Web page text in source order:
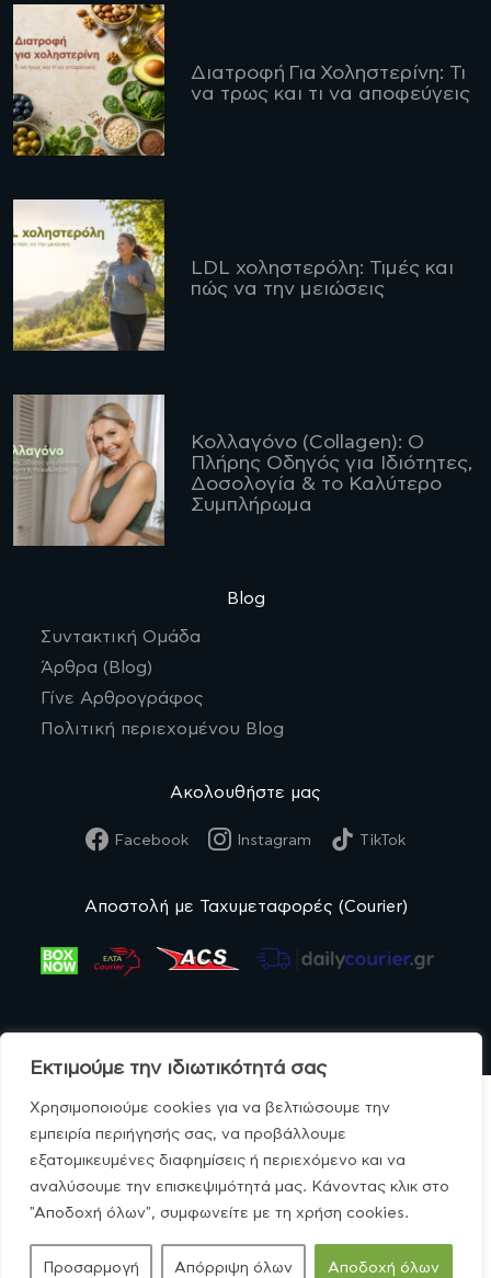
Εκτιμούμε την ιδιωτικότητά σας
Χρησιμοποιούμε cookies για να βελτιώσουμε την
εμπειρία περιήγησής σας, να προβάλλουμε
εξατομικευμένες διαφημίσεις ή περιεχόμενο και να
αναλύσουμε την επισκεψιμότητά μας. Κάνοντας κλικ στο
"Αποδοχή όλων", συμφωνείτε με τη χρήση cookies.
Προσαρμογή Απόρριψη όλων Αποδοχή όλων
Διατροφή Για Χοληστερίνη: Τι
να τρως και τι να αποφεύγεις
LDL χοληστερόλη: Τιμές και
πώς να την μειώσεις
Κολλαγόνο (Collagen): Ο
Πλήρης Οδηγός για Ιδιότητες,
Δοσολογία & το Καλύτερο
Συμπλήρωμα
Blog
Συντακτική Ομάδα
Άρθρα (Blog)
Γίνε Αρθρογράφος
Πολιτική περιεχομένου Blog
Ακολουθήστε μας
Facebook Instagram TikTok
Αποστολή με Ταχυμεταφορές (Courier)
© MonoBio.gr 2020-2026.